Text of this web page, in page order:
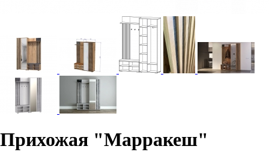
Прихожая "Марракеш"